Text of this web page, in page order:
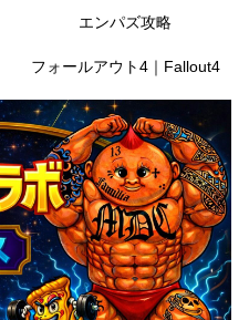
エンパズ攻略
フォールアウト4｜Fallout4